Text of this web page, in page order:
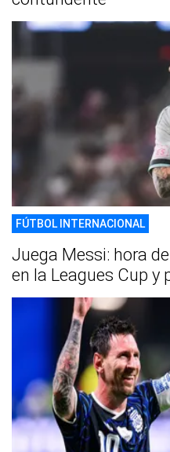
FÚTBOL INTERNACIONAL
Juega Messi: hora
en la Leagues Cup